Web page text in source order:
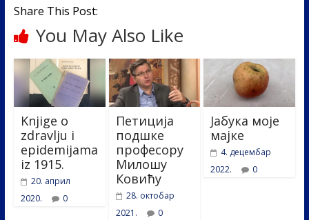
k
Share This Post:
You May Also Like
Knjige o
zdravlju i
epidemijama
iz 1915.
20. април
2020.
0
Петиција
подшке
професору
Милошу
Ковићу
28. октобар
2021.
0
Јабука моје
мајке
4. децембар
2022.
0